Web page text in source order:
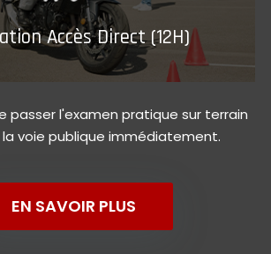
Accès Direct (12H)
passer l'examen pratique sur terrain
voie publique immédiatement.
EN SAVOIR PLUS